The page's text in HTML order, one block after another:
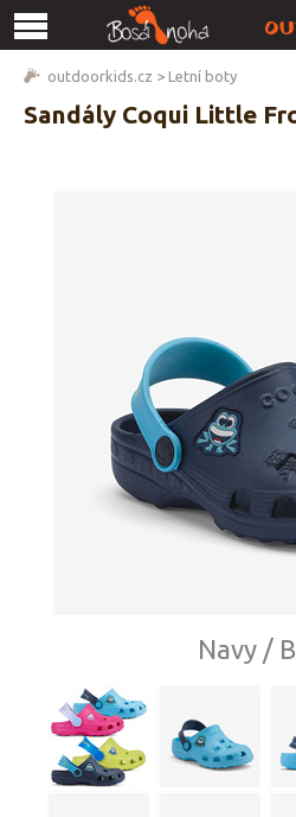
outdoorkids.cz > Letní boty
Sandály Coqui Little
Navy /